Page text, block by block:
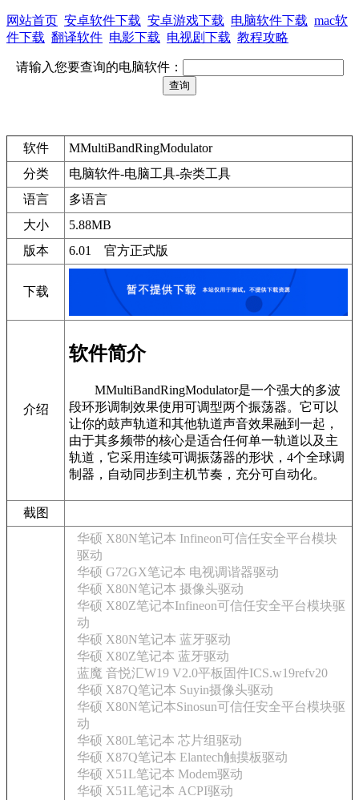
网站首页 安卓软件下载 安卓游戏下载 电脑软件下载 mac软
件下载 翻译软件 电影下载 电视剧下载 教程攻略
请输入您要查询的电脑软件：
软件
MMultiBandRingModulator
分类
电脑软件-电脑工具-杂类工具
语言
多语言
大小
5.88MB
版本
6.01 官方正式版
下载
介绍
软件简介
MMultiBandRingModulator是一个强大的多波
段环形调制效果使用可调型两个振荡器。它可以
让你的鼓声轨道和其他轨道声音效果融到一起，
由于其多频带的核心是适合任何单一轨道以及主
轨道，它采用连续可调振荡器的形状，4个全球调
制器，自动同步到主机节奏，充分可自动化。
截图
华硕 X80N笔记本 Infineon可信任安全平台模块
驱动
华硕 G72GX笔记本 电视调谐器驱动
华硕 X80N笔记本 摄像头驱动
华硕 X80Z笔记本Infineon可信任安全平台模块驱
动
华硕 X80N笔记本 蓝牙驱动
华硕 X80Z笔记本 蓝牙驱动
蓝魔 音悦汇W19 V2.0平板固件ICS.w19refv20
华硕 X87Q笔记本 Suyin摄像头驱动
华硕 X80N笔记本Sinosun可信任安全平台模块驱
动
华硕 X80L笔记本 芯片组驱动
华硕 X87Q笔记本 Elantech触摸板驱动
华硕 X51L笔记本 Modem驱动
华硕 X51L笔记本 ACPI驱动